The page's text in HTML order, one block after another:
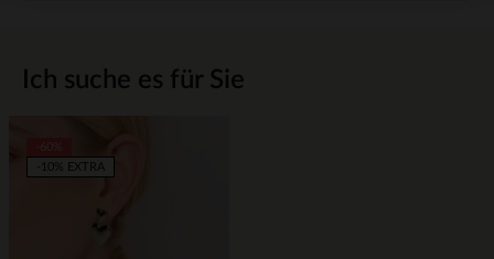
Ich suche es für Sie
-10% EXTRA